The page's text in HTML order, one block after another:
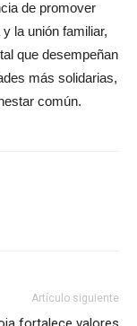
de promover
la unión familiar,
que desempeñan
más solidarias,
común.
Artículo siguiente